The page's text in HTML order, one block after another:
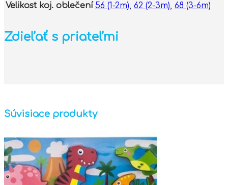
Velikost koj. oblečení 56 (1-2m), 62 (2-3m), 68 (3-6m)
Zdieľať s priateľmi
Súvisiace produkty